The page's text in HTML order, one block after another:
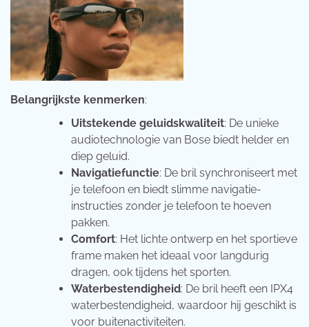
Belangrijkste kenmerken:
Uitstekende geluidskwaliteit: De unieke
audiotechnologie van Bose biedt helder en
diep geluid.
Navigatiefunctie: De bril synchroniseert met
je telefoon en biedt slimme navigatie-
instructies zonder je telefoon te hoeven
pakken.
Comfort: Het lichte ontwerp en het sportieve
frame maken het ideaal voor langdurig
dragen, ook tijdens het sporten.
Waterbestendigheid: De bril heeft een IPX4
waterbestendigheid, waardoor hij geschikt is
voor buitenactiviteiten.